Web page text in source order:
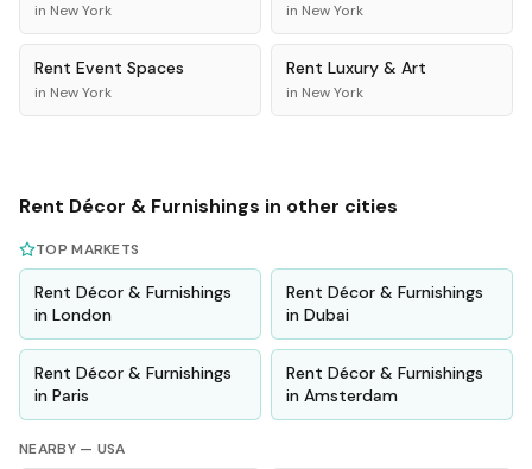
in New York in New York
Rent Event Spaces
in New York
Rent Luxury & Art
in New York
Rent Décor & Furnishings in other cities
TOP MARKETS
Rent Décor & Furnishings
in London
Rent Décor & Furnishings
in Dubai
Rent Décor & Furnishings
in Paris
Rent Décor & Furnishings
in Amsterdam
NEARBY — USA